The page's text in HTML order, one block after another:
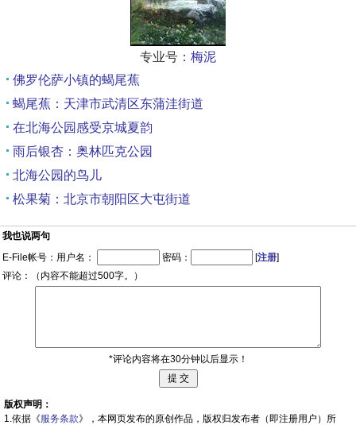
专业号： 梅泥
佛罗伦萨小镇的蝎尾蕉
蝎尾蕉：天津市武清区东蒲洼街道
在北海公园感受京城夏韵
雨后银杏：奥林匹克公园
北海公园的鸟儿
松果菊：北京市朝阳区大屯街道
我也说两句
E-File帐号：用户名：
密码： [注册]
评论：（内容不能超过500字。）
*评论内容将在30分钟以后显示！
版权声明：
1.依据《服务条款》，本网页发布的原创作品，版权归发布者（即注册用户）所